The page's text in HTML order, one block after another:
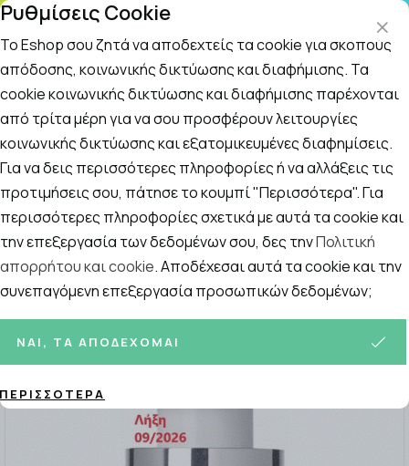
ΤΗΛΕΦΩΝΙΚΟ ΚΕΝΤΡΟ: Δευτ.-Παρασκευή 09:00-14:00 και Σάββατο
09:00-14:00
Αναζήτηση
Αρχική / ΓΥΝΑΙΚΑ / Περιποίηση Προσώπου /Περιποίηση
Περιποίηση Ματιών
Ταξινόμηση Προβολή
Σελίδες:
1 2
Ρυθμίσεις Cookie
Το Eshop σου ζητά να αποδεχτείς τα cookie για σκοπούς
απόδοσης, κοινωνικής δικτύωσης και διαφήμισης. Τα
cookie κοινωνικής δικτύωσης και διαφήμισης παρέχονται
από τρίτα μέρη για να σου προσφέρουν λειτουργίες
κοινωνικής δικτύωσης και εξατομικευμένες διαφημίσεις.
Για να δεις περισσότερες πληροφορίες ή να αλλάξεις τις
προτιμήσεις σου, πάτησε το κουμπί "Περισσότερα". Για
περισσότερες πληροφορίες σχετικά με αυτά τα cookie και
την επεξεργασία των δεδομένων σου, δες τηνΠολιτική
απορρήτου και cookie. Αποδέχεσαι αυτά τα cookie και την
συνεπαγόμενη επεξεργασία προσωπικών δεδομένων;
ΝΑΙ, ΤΑ ΑΠΟΔΈΧΟΜΑΙ
ΠΕΡΙΣΣΌΤΕΡΑ